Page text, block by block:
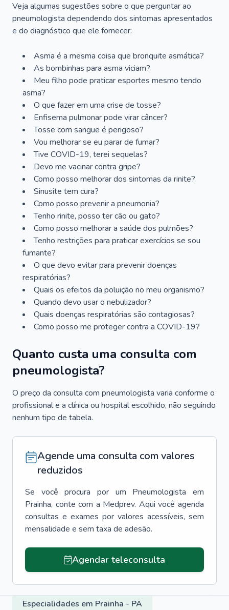
Veja algumas sugestões sobre o que perguntar ao
pneumologista dependendo dos sintomas apresentados
e do diagnóstico que ele fornecer:
Asma é a mesma coisa que bronquite asmática?
As bombinhas para asma viciam?
Meu filho pode praticar esportes mesmo tendo
asma?
O que fazer em uma crise de tosse?
Enfisema pulmonar pode virar câncer?
Tosse com sangue é perigoso?
Vou melhorar se eu parar de fumar?
Tive COVID-19, terei sequelas?
Devo me vacinar contra gripe?
Como posso melhorar dos sintomas da rinite?
Sinusite tem cura?
Como posso prevenir a pneumonia?
Tenho rinite, posso ter cão ou gato?
Como posso melhorar a saúde dos pulmões?
Tenho restrições para praticar exercícios se sou
fumante?
O que devo evitar para prevenir doenças
respiratórias?
Quais os efeitos da poluição no meu organismo?
Quando devo usar o nebulizador?
Quais doenças respiratórias são contagiosas?
Como posso me proteger contra a COVID-19?
Quanto custa uma consulta com
pneumologista?
O preço da consulta com pneumologista varia conforme o
profissional e a clínica ou hospital escolhido, não seguindo
nenhum tipo de tabela.
Agende uma consulta com valores
reduzidos
Se você procura por um Pneumologista
em
Prainha, conte com a Medprev. Aqui você agenda
consultas e exames por valores acessíveis, sem
mensalidade e sem taxa de adesão.
Agendar teleconsulta
Especialidades em Prainha - PA